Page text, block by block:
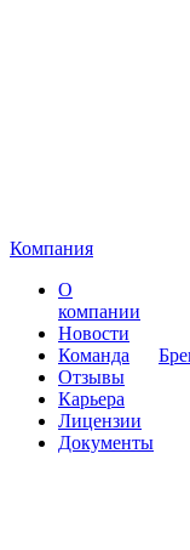
Компания
О
компании
Новости
Команда
Отзывы
Карьера
Лицензии
Документы